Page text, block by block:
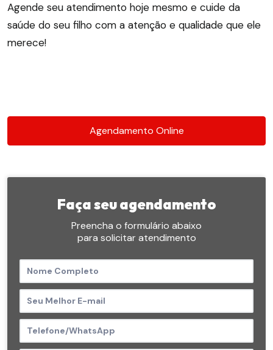
Agende seu atendimento hoje mesmo e cuide da
saúde do seu filho com a atenção e qualidade que ele
merece!
Agendamento Online
Faça seu agendamento
Preencha o formulário abaixo
para solicitar atendimento